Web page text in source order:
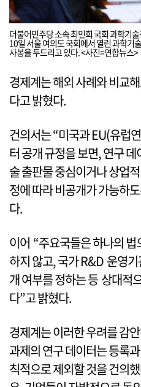
더불어민주당 소속 최민희 국회 과학기
10일 서울 여의도 국회에서 열린 과학기
사봉을 두드리고 있다. <사진=연합뉴스>
경제계는 해외 사례와 비교
다고 밝혔다.
건의서는 “미국과 EU(유럽
터 공개 규정을 보면, 연구
술 출판물 중심이거나 상업
정에 따라 비공개가 가능하
다.
이어 “주요국들은 하나의
하지 않고, 국가 R&D 운영
개 여부를 정하는 등 상대적
다”고 밝혔다.
경제계는 이러한 우려를 감
과제의 연구 데이터는 등록
칙적으로 제외할 것을 건의